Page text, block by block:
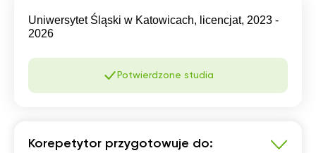
Uniwersytet Śląski w Katowicach, licencjat, 2023 -
2026
Potwierdzone studia
Korepetytor przygotowuje do: